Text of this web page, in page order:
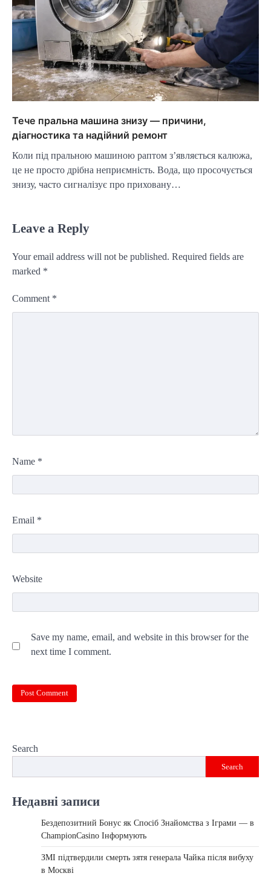
Тече пральна машина знизу — причини,
діагностика та надійний ремонт
Коли під пральною машиною раптом з’являється калюжа,
це не просто дрібна неприємність. Вода, що просочується
знизу, часто сигналізує про приховану…
Leave a Reply
Your email address will not be published. Required fields are
marked *
Comment *
Name *
Email *
Website
Save my name, email, and website in this browser for the
next time I comment.
Search
Search
Недавні записи
Бездепозитний Бонус як Спосіб Знайомства з Іграми — в
ChampionCasino Інформують
ЗМІ підтвердили смерть зятя генерала Чайка після вибуху
в Москві